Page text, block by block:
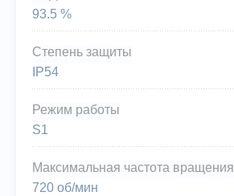
93.5 %
Степень защиты
IP54
Режим работы
S1
Максимальная частота вращения
720 об/мин